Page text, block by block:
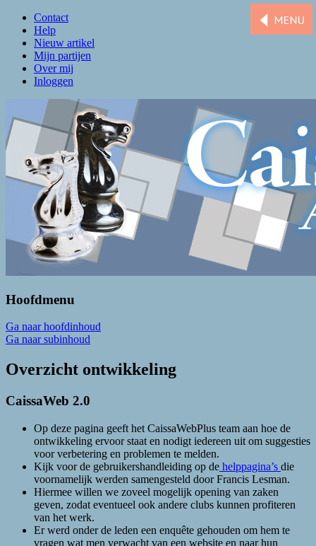
Contact
Help
Nieuw artikel
Mijn partijen
Over mij
Inloggen
Caissa Amsterdam
De levendigste schaakclub van Amsterdam
Hoofdmenu
Ga naar hoofdinhoud
Ga naar subinhoud
Overzicht ontwikkeling
CaissaWeb 2.0
Op deze pagina geeft het CaissaWebPlus team aan hoe de
ontwikkeling ervoor staat en nodigt iedereen uit om suggesties
voor verbetering en problemen te melden.
Kijk voor de gebruikershandleiding op de helppagina’s die
voornamelijk werden samengesteld door Francis Lesman.
Hiermee willen we zoveel mogelijk opening van zaken
geven, zodat eventueel ook andere clubs kunnen profiteren
van het werk.
Er werd onder de leden een enquête gehouden om hem te
vragen wat men verwacht van een website en naar hun